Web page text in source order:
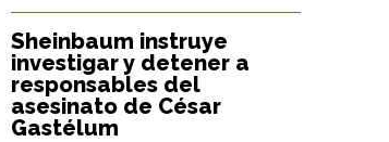
Sheinbaum instruye
investigar y detener a
responsables del
asesinato de César
Gastélum